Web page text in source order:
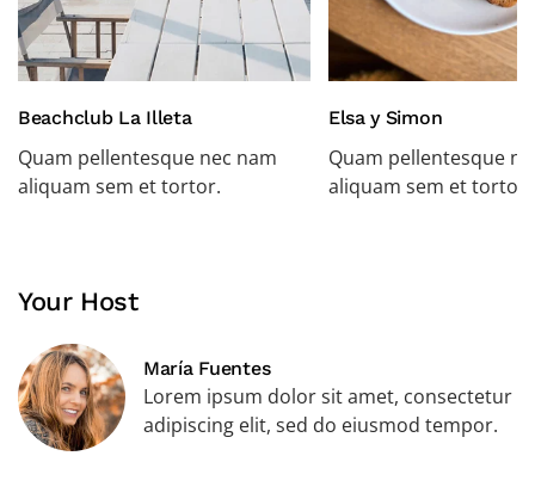
Beachclub La Illeta
Quam pellentesque nec nam
aliquam sem et tortor.
Elsa y Simon
Quam pellentesque
aliquam sem et tortor.
Your Host
María Fuentes
Lorem ipsum dolor sit amet, consectetur
adipiscing elit, sed do eiusmod tempor.